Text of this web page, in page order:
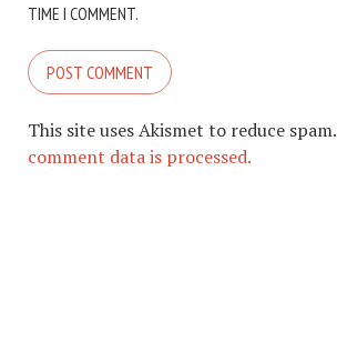
TIME I COMMENT.
This site uses Akismet to reduce spam.
comment data is processed.